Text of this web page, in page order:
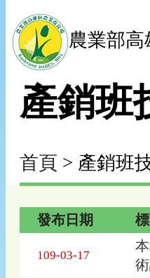
農業部
產銷班
首頁 > 產銷班
發布日期
109-03-17